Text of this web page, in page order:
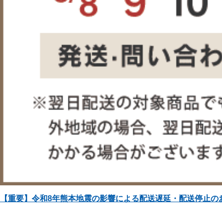
【重要】令和8年熊本地震の影響による配送遅延・配送停止の